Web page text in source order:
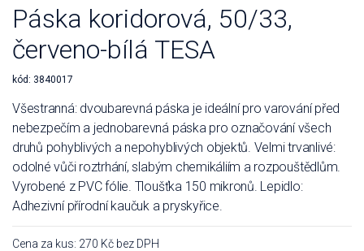
Páska koridorová, 50/33,
červeno-bílá TESA
kód: 3840017
Všestranná: dvoubarevná páska je ideální pro varování před
nebezpečím a jednobarevná páska pro označování všech
druhů pohyblivých a nepohyblivých objektů. Velmi trvanlivé:
odolné vůči roztrhání, slabým chemikáliím a rozpouštědlům.
Vyrobené z PVC fólie. Tloušťka 150 mikronů. Lepidlo:
Adhezivní přírodní kaučuk a pryskyřice.
Cena za kus: 270 Kč bez DPH